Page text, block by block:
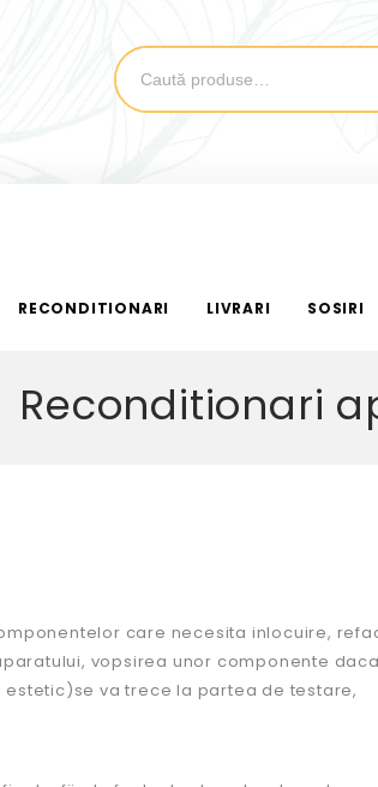
RECONDITIONARI LIVRARI SOSIRI
Reconditionari
care necesita inlocuire,
vopsirea unor componente
va trece la partea de testare,